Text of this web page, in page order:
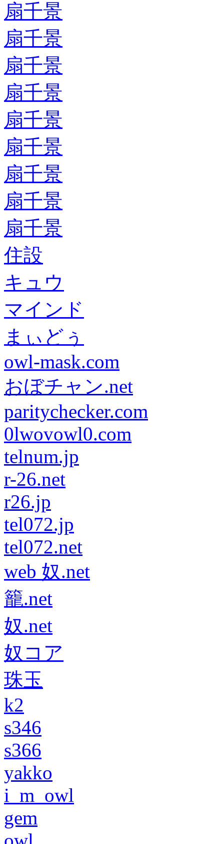
扇千景
扇千景
扇千景
扇千景
扇千景
扇千景
扇千景
扇千景
扇千景
住設
キュウ
マインド
まぃどぅ
owl-mask.com
おぼチャン.net
paritychecker.com
0lwovowl0.com
telnum.jp
r-26.net
r26.jp
tel072.jp
tel072.net
web 奴.net
籠.net
奴.net
奴コア
珠玉
k2
s346
s366
yakko
i_m_owl
gem